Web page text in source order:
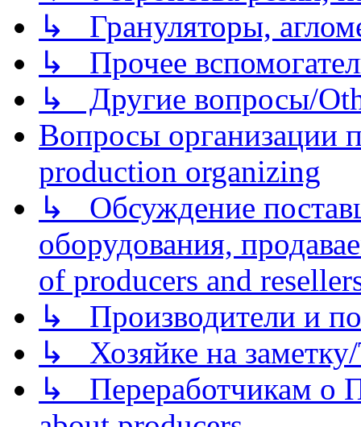
↳ Грануляторы,
↳ Прочее
↳ Другие вопросы/
Вопросы организации
production organizing
↳ Обсуждение
оборудования,
of producers and
↳ Производители и
↳ Хозяйке на
↳ Переработчикам о